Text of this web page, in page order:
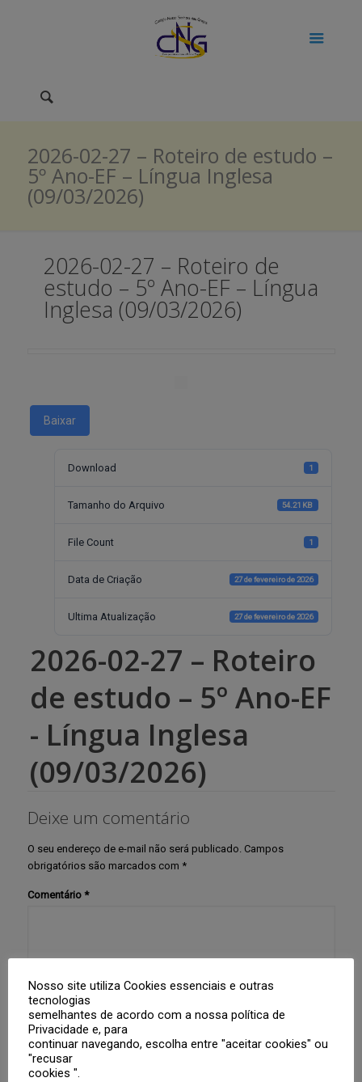
2026-02-27 – Roteiro de estudo –
5º Ano-EF – Língua Inglesa
(09/03/2026)
2026-02-27 – Roteiro de
estudo – 5º Ano-EF – Língua
Inglesa (09/03/2026)
Baixar
Download 1
Tamanho do Arquivo 54.21 KB
File Count 1
Data de Criação 27 de fevereiro de 2026
Ultima Atualização 27 de fevereiro de 2026
2026-02-27 – Roteiro
de estudo – 5º Ano-EF
- Língua Inglesa
(09/03/2026)
Deixe um comentário
O seu endereço de e-mail não será publicado. Campos
obrigatórios são marcados com *
Comentário *
Nome*
Nosso site utiliza Cookies essenciais e outras
tecnologias
semelhantes de acordo com a nossa política de
Privacidade e, para
continuar navegando, escolha entre "aceitar cookies" ou
"recusar
cookies ".